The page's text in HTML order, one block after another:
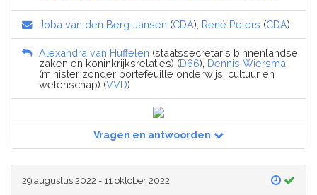
Joba van den Berg-Jansen (CDA), René Peters (CDA)
Alexandra van Huffelen (staatssecretaris binnenlandse
zaken en koninkrijksrelaties) (D66), Dennis Wiersma
(minister zonder portefeuille onderwijs, cultuur en
wetenschap) (VVD)
Vragen en antwoorden
29 augustus 2022 - 11 oktober 2022